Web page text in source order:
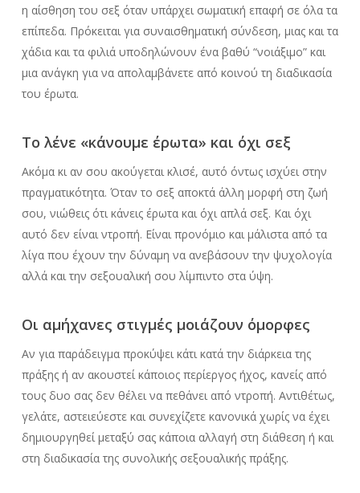
η αίσθηση του σεξ όταν υπάρχει σωματική επαφή σε όλα τα
επίπεδα. Πρόκειται για συναισθηματική σύνδεση, μιας και τα
χάδια και τα φιλιά υποδηλώνουν ένα βαθύ “νοιάξιμο” και
μια ανάγκη για να απολαμβάνετε από κοινού τη διαδικασία
του έρωτα.
Το λένε «κάνουμε έρωτα» και όχι σεξ
Ακόμα κι αν σου ακούγεται κλισέ, αυτό όντως ισχύει στην
πραγματικότητα. Όταν το σεξ αποκτά άλλη μορφή στη ζωή
σου, νιώθεις ότι κάνεις έρωτα και όχι απλά σεξ. Και όχι
αυτό δεν είναι ντροπή. Είναι προνόμιο και μάλιστα από τα
λίγα που έχουν την δύναμη να ανεβάσουν την ψυχολογία
αλλά και την σεξουαλική σου λίμπιντο στα ύψη.
Οι αμήχανες στιγμές μοιάζουν όμορφες
Αν για παράδειγμα προκύψει κάτι κατά την διάρκεια της
πράξης ή αν ακουστεί κάποιος περίεργος ήχος, κανείς από
τους δυο σας δεν θέλει να πεθάνει από ντροπή. Αντιθέτως,
γελάτε, αστειεύεστε και συνεχίζετε κανονικά χωρίς να έχει
δημιουργηθεί μεταξύ σας κάποια αλλαγή στη διάθεση ή και
στη διαδικασία της συνολικής σεξουαλικής πράξης.